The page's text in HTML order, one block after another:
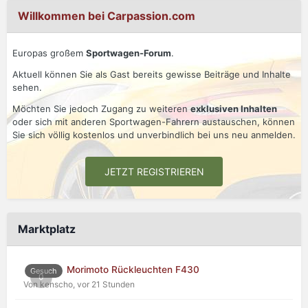
Willkommen bei Carpassion.com
Europas großem Sportwagen-Forum.
Aktuell können Sie als Gast bereits gewisse Beiträge und Inhalte
sehen.
Möchten Sie jedoch Zugang zu weiterenexklusiven Inhalten
oder sich mit anderen Sportwagen-Fahrern austauschen, können
Sie sich völlig kostenlos und unverbindlich bei uns neu anmelden.
JETZT REGISTRIEREN
Marktplatz
0
Gesuch Morimoto Rückleuchten F430
Von kenscho, vor 21 Stunden